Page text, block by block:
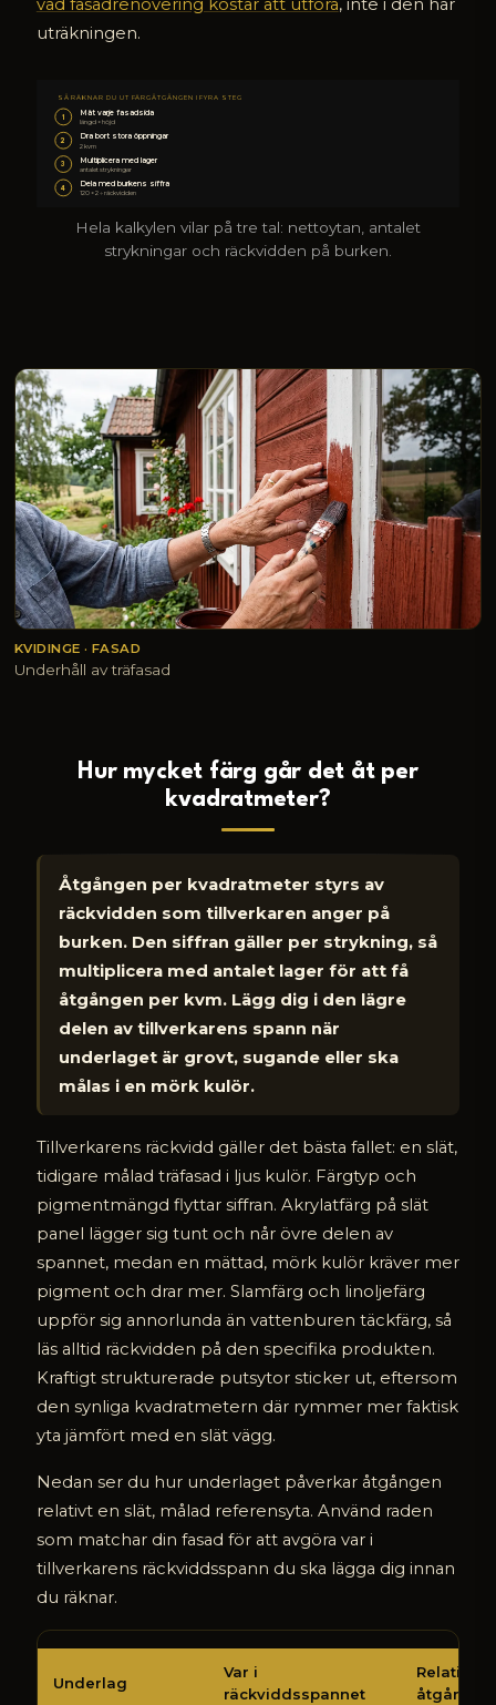
vad fasadrenovering kostar att utföra, inte i den här
uträkningen.
SÅ RÄKNAR DU UT FÄRGÅTGÅNGEN I FYRA STEG
1 Mät varje fasadsida
längd × höjd
2 Dra bort stora öppningar
2 kvm
3 Multiplicera med lager
antalet strykningar
4 Dela med burkens siffra
120 × 2 ÷ räckvidden
Hela kalkylen vilar på tre tal: nettoytan, antalet
strykningar och räckvidden på burken.
KVIDINGE · FASAD
Underhåll av träfasad
Hur mycket färg går det åt per
kvadratmeter?
Åtgången per kvadratmeter styrs av
räckvidden som tillverkaren anger på
burken. Den siffran gäller per strykning, så
multiplicera med antalet lager för att få
åtgången per kvm. Lägg dig i den lägre
delen av tillverkarens spann när
underlaget är grovt, sugande eller ska
målas i en mörk kulör.
Tillverkarens räckvidd gäller det bästa fallet: en slät,
tidigare målad träfasad i ljus kulör. Färgtyp och
pigmentmängd flyttar siffran. Akrylatfärg på slät
panel lägger sig tunt och når övre delen av
spannet, medan en mättad, mörk kulör kräver mer
pigment och drar mer. Slamfärg och linoljefärg
uppför sig annorlunda än vattenburen täckfärg, så
läs alltid räckvidden på den specifika produkten.
Kraftigt strukturerade putsytor sticker ut, eftersom
den synliga kvadratmetern där rymmer mer faktisk
yta jämfört med en slät vägg.
Nedan ser du hur underlaget påverkar åtgången
relativt en slät, målad referensyta. Använd raden
som matchar din fasad för att avgöra var i
tillverkarens räckviddsspann du ska lägga dig innan
du räknar.
påverkan
Underlag
Var i
räckviddsspannet
Relativ
åtgång